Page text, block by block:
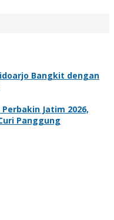
Bangkit dengan
Jatim 2026,
Panggung